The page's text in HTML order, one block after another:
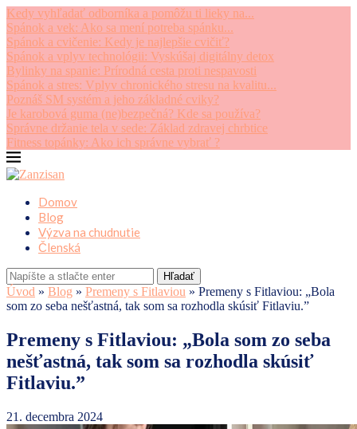
Kedy vyhľadať odborníka a pomôžu ti lieky na...
Spánok a vek: Ako sa mení potreba spánku...
Spánok a cvičenie: Kedy je najlepšie cvičiť?
Spánok a vplyv technológii: Vyskúšaj digitálny detox
Bylinky na spanie: Prírodná cesta proti nespavosti
Spánok a stres: Vplyv chronického stresu na kvalitu...
Poznáš SM systém a jeho základné cviky?
Je karobová guma (ne)bezpečná? Kde sa používa?
Správne držanie tela v sede: Základ zdravej chrbtice
Fitness topánky: Ako ich správne vybrať ?
Domov
Blog
Výzva na chudnutie
Členská
Hľadať
Úvod » Blog » Premeny s Fitlaviou » Premeny s Fitlaviou: „Bola
som zo seba nešťastná, tak som sa rozhodla skúsiť Fitlaviu.”
Premeny s Fitlaviou: „Bola som zo seba
nešťastná, tak som sa rozhodla skúsiť
Fitlaviu.”
21. decembra 2024